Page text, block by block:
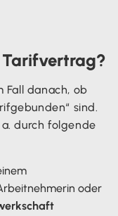
Fall danach, ob
sind.
durch folgende
oder